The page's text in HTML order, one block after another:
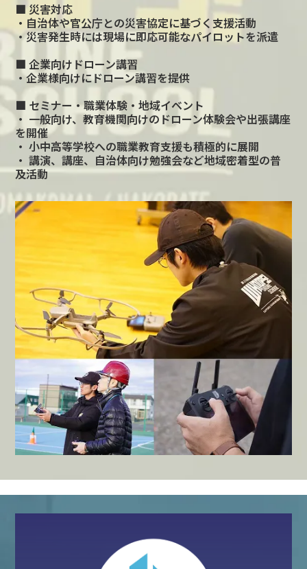
■ 災害対応
・自治体や官公庁との災害協定に基づく支援活動
・災害発生時には現場に即応可能なパイロットを派遣
■ 企業向けドローン講習
・企業様向けにドローン講習を提供
■ セミナー・職業体験・地域イベント
・ 一般向け、教育機関向けのドローン体験会や出張講座
を開催
・ 小中高等学校への職業教育支援も積極的に展開
・ 講演、講座、自治体向け勉強会など地域密着型の普
及活動